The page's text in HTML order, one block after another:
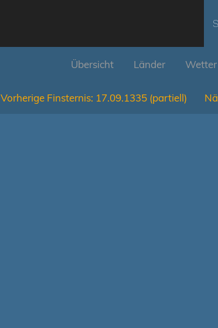
Übersicht Länder
Vorherige Finsternis: 17.09.1335 (partiell)